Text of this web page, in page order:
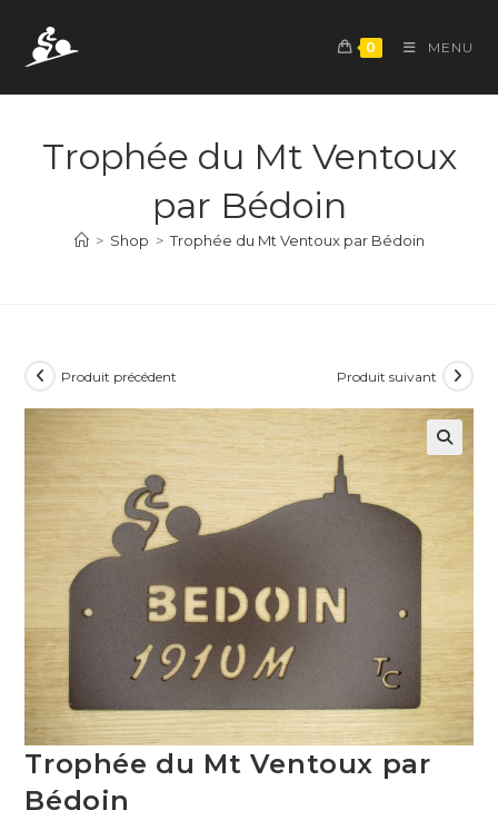
content
0 MENU
Trophée du Mt Ventoux
par Bédoin
> Shop > Trophée du Mt Ventoux par Bédoin
Produit précédent Produit suivant
Trophée du Mt Ventoux par
Bédoin